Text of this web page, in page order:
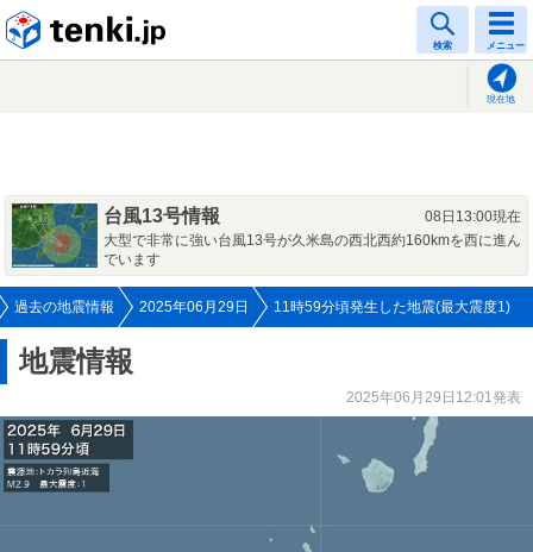
検索 メニュー
現在地
台風13号情報
08日13:00現在
大型で非常に強い台風13号が久米島の西北西約160kmを西に進ん
でいます
過去の地震情報 2025年06月29日 11時59分頃発生した地震(最大震度1)
地震情報
2025年06月29日12:01発表